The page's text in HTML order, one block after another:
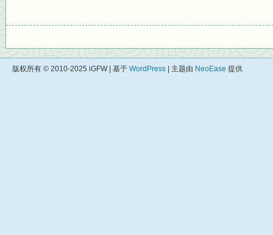
版权所有 © 2010-2025 iGFW | 基于 WordPress | 主题由 NeoEase 提供